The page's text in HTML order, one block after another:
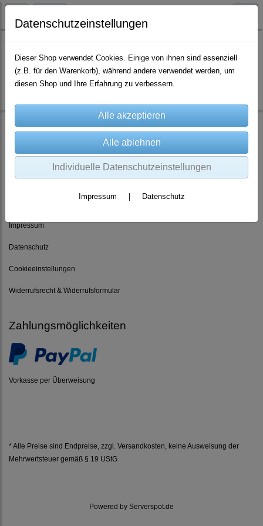
Es wurden leider keine Produkte gefunden.
Rechtliches
Impressum
Datenschutz
Cookieeinstellungen
Widerrufsrecht & Widerrufsformular
Zahlungsmöglichkeiten
Vorkasse per Überweisung
* Alle Preise sind Endpreise, zzgl. Versandkosten , keine Ausweisung der
Mehrwertsteuer gemäß § 19 UStG
Powered by Serverspot.de
Datenschutzeinstellungen
Dieser Shop verwendet Cookies. Einige von ihnen sind essenziell
(z.B. für den Warenkorb), während andere verwendet werden, um
diesen Shop und Ihre Erfahrung zu verbessern.
Individuelle Datenschutzeinstellungen
Impressum Datenschutz